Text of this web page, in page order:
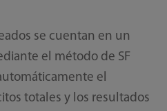
se cuentan en un
el método de SF
el
totales y los resultados